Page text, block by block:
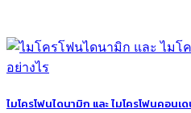
ไมโครโฟนไดนามิก และ ไมโครโฟนคอนเ